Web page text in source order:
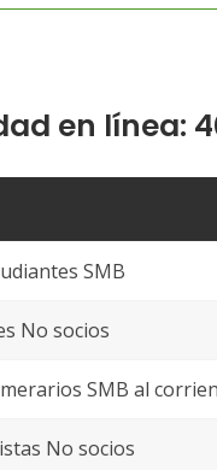
en línea:
SMB
No socios
SMB al
No socios